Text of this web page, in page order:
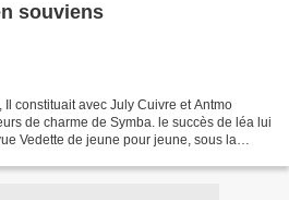
souviens
constituait avec July Cuivre et Antmo
de charme de Symba. le succès de léa lui
Vedette de jeune pour jeune, sous la